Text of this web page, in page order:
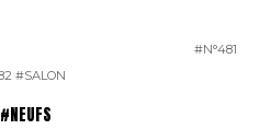
#SALON
#N°481
#NEUFS